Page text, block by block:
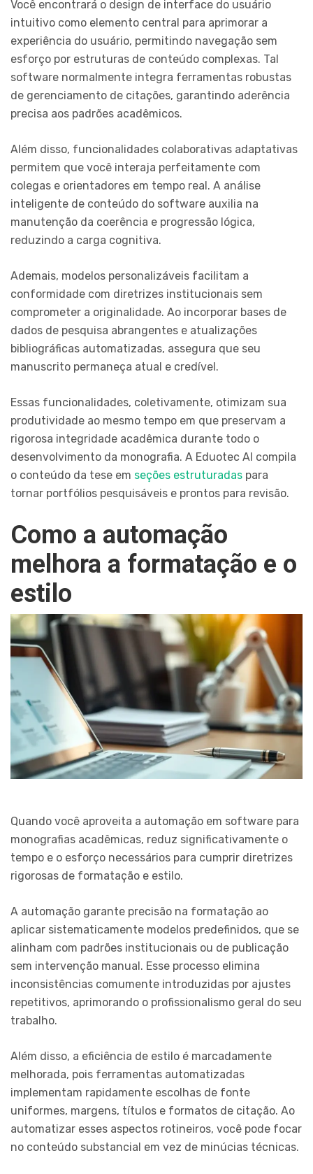
Você encontrará o design de interface do usuário
intuitivo como elemento central para aprimorar a
experiência do usuário, permitindo navegação sem
esforço por estruturas de conteúdo complexas. Tal
software normalmente integra ferramentas robustas
de gerenciamento de citações, garantindo aderência
precisa aos padrões acadêmicos.
Além disso, funcionalidades colaborativas adaptativas
permitem que você interaja perfeitamente com
colegas e orientadores em tempo real. A análise
inteligente de conteúdo do software auxilia na
manutenção da coerência e progressão lógica,
reduzindo a carga cognitiva.
Ademais, modelos personalizáveis facilitam a
conformidade com diretrizes institucionais sem
comprometer a originalidade. Ao incorporar bases de
dados de pesquisa abrangentes e atualizações
bibliográficas automatizadas, assegura que seu
manuscrito permaneça atual e credível.
Essas funcionalidades, coletivamente, otimizam sua
produtividade ao mesmo tempo em que preservam a
rigorosa integridade acadêmica durante todo o
desenvolvimento da monografia. A Eduotec AI compila
o conteúdo da tese em seções estruturadas para
tornar portfólios pesquisáveis e prontos para revisão.
Como a automação
melhora a formatação e o
estilo
Quando você aproveita a automação em software para
monografias acadêmicas, reduz significativamente o
tempo e o esforço necessários para cumprir diretrizes
rigorosas de formatação e estilo.
A automação garante precisão na formatação ao
aplicar sistematicamente modelos predefinidos, que se
alinham com padrões institucionais ou de publicação
sem intervenção manual. Esse processo elimina
inconsistências comumente introduzidas por ajustes
repetitivos, aprimorando o profissionalismo geral do seu
trabalho.
Além disso, a eficiência de estilo é marcadamente
melhorada, pois ferramentas automatizadas
implementam rapidamente escolhas de fonte
uniformes, margens, títulos e formatos de citação. Ao
automatizar esses aspectos rotineiros, você pode focar
no conteúdo substancial em vez de minúcias técnicas.